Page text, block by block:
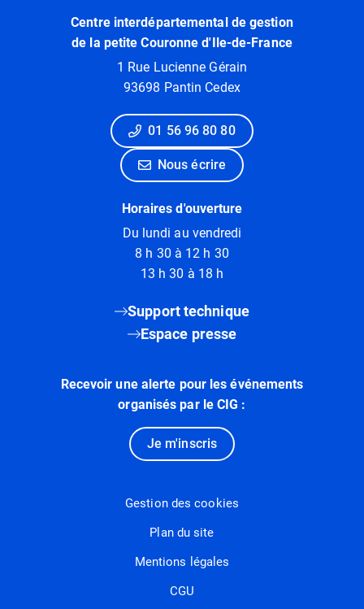
Centre interdépartemental de gestion
de la petite Couronne d'Ile-de-France
1 Rue Lucienne Gérain
93698 Pantin Cedex
01 56 96 80 80
Nous écrire
Horaires d'ouverture
Du lundi au vendredi
8 h 30 à 12 h 30
13 h 30 à 18 h
Support technique
Espace presse
Recevoir une alerte pour les événements
organisés par le CIG :
Je m'inscris
Gestion des cookies
Plan du site
Mentions légales
CGU